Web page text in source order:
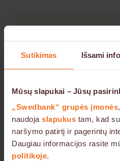
Sutikimas Išsami
Mūsų slapukai – Jūsų
„Swedbank“ grupės įmonės
naudoja slapukus tam, kad
naršymo patirtį ir pagerintų
Daugiau informacijos rasite
politikoje.